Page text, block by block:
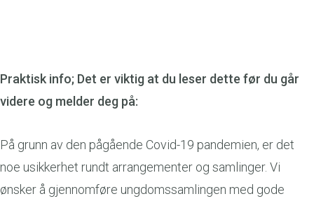
Praktisk info; Det er viktig at du leser dette før du går
videre og melder deg på:
På grunn av den pågående Covid-19 pandemien, er det
noe usikkerhet rundt arrangementer og samlinger. Vi
ønsker å gjennomføre ungdomssamlingen med gode